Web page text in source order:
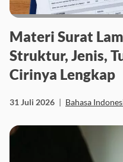
Materi Surat
Struktur, Jenis,
Cirinya Lengkap
31 Juli 2026 | Bahasa